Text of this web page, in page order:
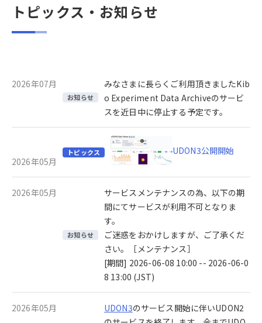
トピックス・お知らせ
2026年07月
お知らせ
みなさまに長らくご利用頂きましたKib
o Experiment Data Archiveのサービ
スを近日中に停止する予定です。
2026年05月
トピックス UDON3公開開始
2026年05月
お知らせ
サービスメンテナンスの為、以下の期
間にてサービスが利用不可となりま
す。
ご迷惑をおかけしますが、ご了承くだ
さい。［メンテナンス］
[期間] 2026-06-08 10:00 -- 2026-06-0
8 13:00 (JST)
2026年05月 UDON3のサービス開始に伴いUDON2